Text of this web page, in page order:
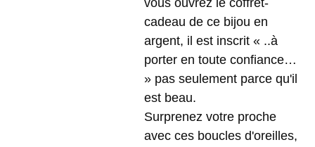
vous ouvrez le coffret-
cadeau de ce bijou en
argent, il est inscrit « ..à
porter en toute confiance…
» pas seulement parce qu'il
est beau.
Surprenez votre proche
avec ces boucles d'oreilles,